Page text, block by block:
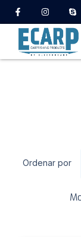
Ordenar por